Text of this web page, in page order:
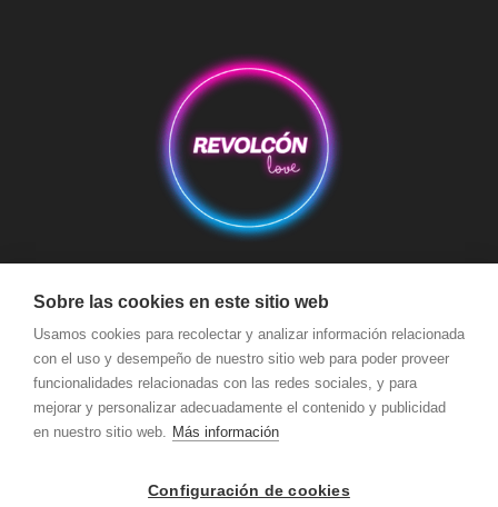
Aviso Legal Condiciones de Compra
Condiciones de Envío
Política de devoluciones y reembolsos
Política de Cookies
Política de Privacidad
Términos y Condiciones de Uso
Seguridad y Protección a Compradores y Pago Seguro
Sobre las cookies en este sitio web
Usamos cookies para recolectar y analizar información relacionada
con el uso y desempeño de nuestro sitio web para poder proveer
funcionalidades relacionadas con las redes sociales, y para
mejorar y personalizar adecuadamente el contenido y publicidad
en nuestro sitio web. Más información
Configuración de cookies